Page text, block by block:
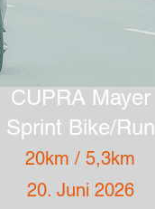
CUPRA Mayer
Sprint Bike/Run
20km / 5,3km
20. Juni 2026